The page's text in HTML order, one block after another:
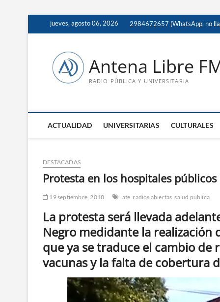
jueves, agosto 06, 2026 2984672657 (WhatsApp, no
Antena Libre
RADIO PÚBLICA Y UNIVERSITARIA
ACTUALIDAD UNIVERSITARIAS CULTURALES
DESTACADAS
Protesta en los hospitales
19 septiembre, 2018 ate radios abiertas salud publica
La protesta será llevada
Negro medidante la realización
que ya se traduce el cambio
vacunas y la falta de cobertura